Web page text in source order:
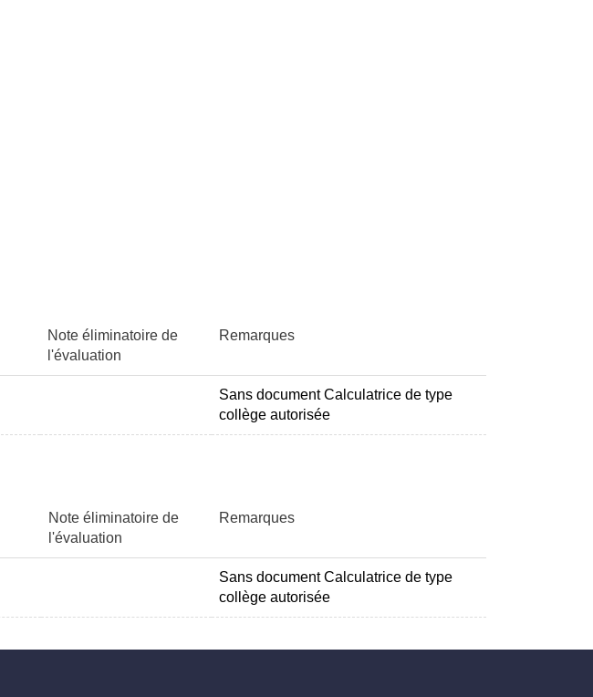
Note éliminatoire de
l'évaluation
Remarques
Sans document Calculatrice de type
collège autorisée
Note éliminatoire de
l'évaluation
Remarques
Sans document Calculatrice de type
collège autorisée